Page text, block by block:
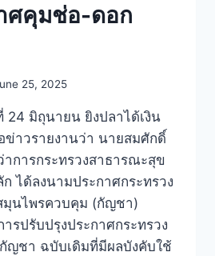
ศคุมช่อ-ดอก
25, 2025
24 มิถุนายน ยิงปลาได้เงิน
ข่าวรายงานว่า นายสมศักดิ์
การกระทรวงสาธารณะสุข
ได้ลงนามประกาศกระทรวง
มุนไพรควบคุม (กัญชา)
รปรับปรุงประกาศกระทรวง
ญชา ฉบับเดิมที่มีผลบังคับใช้